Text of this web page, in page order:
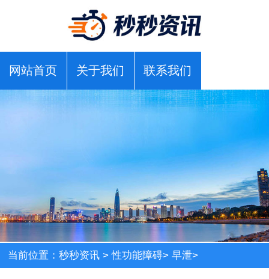
网站首页 关于我们 联系我们
当前位置：秒秒资讯 >性功能障碍>早泄>